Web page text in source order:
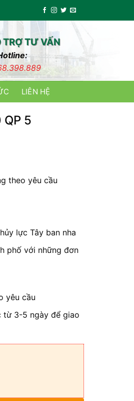
TRỢ TƯ VẤN
LIÊN HỆ
5
theo yêu cầu
lực Tây ban nha
phố với những đơn
yêu cầu
từ 3-5 ngày để giao